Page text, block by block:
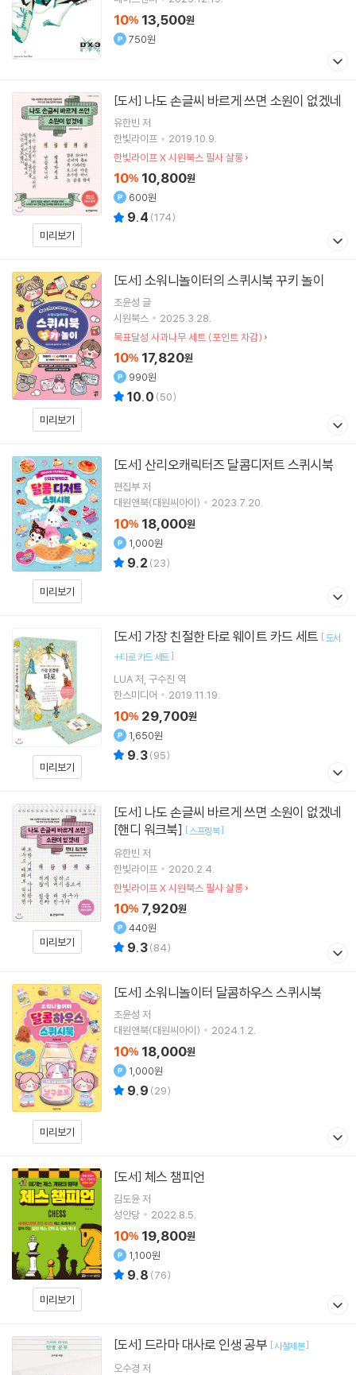
10% 13,500원
750원
미리보기
[도서] 나도 손글씨 바르게 쓰면 소원이 없겠네
유한빈 저
한빛라이프
2019.10.9.
한빛라이프 X 시원북스 필사 살롱
10% 10,800원
600원
9.4 (174)
미리보기
[도서] 소워니놀이터의 스퀴시북 꾸키 놀이
조윤성 글
시원북스
2025.3.28.
목표달성 사과나무 세트 (포인트 차감)
10% 17,820원
990원
10.0 (50)
미리보기
[도서] 산리오캐릭터즈 달콤디저트 스퀴시북
편집부 저
대원앤북(대원씨아이)
2023.7.20.
10% 18,000원
1,000원
9.2 (23)
미리보기
[도서] 가장 친절한 타로 웨이트 카드 세트 [ 도서
+타로 카드 세트 ]
LUA저 구수진 역
한스미디어
2019.11.19.
10% 29,700원
1,650원
9.3(95)
미리보기
[도서]
[핸디 워크북] [스프링북]
유한빈 저
한빛라이프
2020.2.4.
한빛라이프 X 시원북스 필사 살롱
10% 7,920원
440원
9.3(84)
미리보기
[도서] 소워니놀이터 달콤하우스 스퀴시북
조윤성 저
대원앤북(대원씨아이)
2024.1.2.
10% 18,000원
1,000원
9.9 (29)
미리보기
[도서] 체스 챔피언
김도윤저
성안당
2022.8.5.
10% 19,800원
1,100원
9.8 (76)
[도서] 드라마 대사로 인생 공부 [사철제본]
오수경 저